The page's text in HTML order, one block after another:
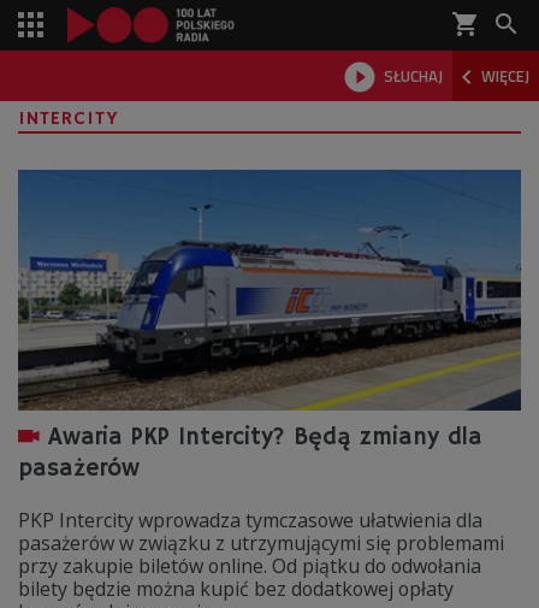
shopping_cart 
 SŁUCHAJ  WIĘCEJ

INTERCITY
Awaria PKP Intercity? Będą zmiany dla
pasażerów
PKP Intercity wprowadza tymczasowe ułatwienia dla
pasażerów w związku z utrzymującymi się problemami
przy zakupie biletów online. Od piątku do odwołania
bilety będzie można kupić bez dodatkowej opłaty